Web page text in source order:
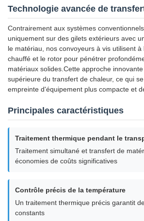
Technologie avancée de
Contrairement aux systèmes
uniquement sur des gilets extérieurs avec
le matériau, nos convoyeurs à vis utilisent
chauffé et le rotor pour pénétrer
matériaux solides.Cette approche
supérieure du transfert de chaleur, ce qui
empreinte d'équipement plus compacte et
Principales caractéristiques
Traitement thermique pendant le
Traitement simultané et transfert de
économies de coûts significatives
Contrôle précis de la température
Un traitement thermique précis garantit
constants